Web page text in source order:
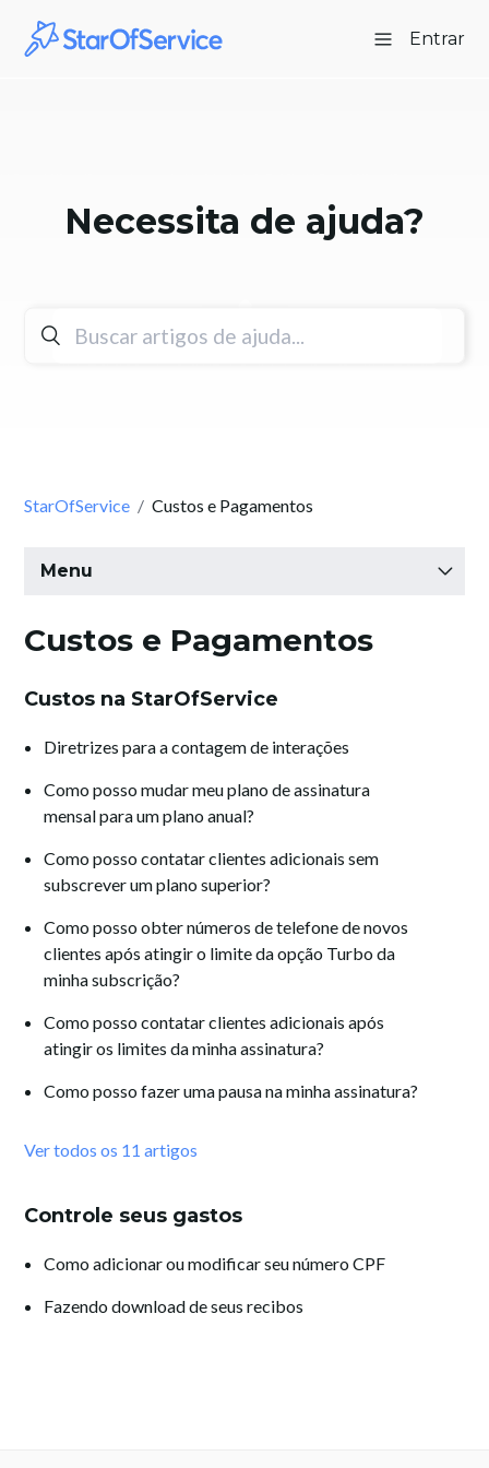
Entrar
Necessita de ajuda?
StarOfService Custos e Pagamentos
Menu
Comece como Profissional
Preferências e Comunicação
Custos e Pagamentos
Conta / Segurança
Custos e Pagamentos
Custos na StarOfService
Diretrizes para a contagem de interações
Como posso mudar meu plano de assinatura
mensal para um plano anual?
Como posso contatar clientes adicionais sem
subscrever um plano superior?
Como posso obter números de telefone de novos
clientes após atingir o limite da opção Turbo da
minha subscrição?
Como posso contatar clientes adicionais após
atingir os limites da minha assinatura?
Como posso fazer uma pausa na minha assinatura?
Ver todos os 11 artigos
Controle seus gastos
Como adicionar ou modificar seu número CPF
Fazendo download de seus recibos